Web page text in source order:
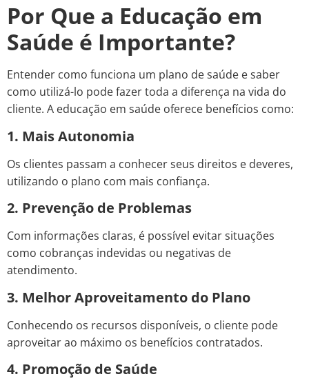
Por Que a Educação em
Saúde é Importante?
Entender como funciona um plano de saúde e saber
como utilizá-lo pode fazer toda a diferença na vida do
cliente. A educação em saúde oferece benefícios como:
1. Mais Autonomia
Os clientes passam a conhecer seus direitos e deveres,
utilizando o plano com mais confiança.
2. Prevenção de Problemas
Com informações claras, é possível evitar situações
como cobranças indevidas ou negativas de
atendimento.
3. Melhor Aproveitamento do Plano
Conhecendo os recursos disponíveis, o cliente pode
aproveitar ao máximo os benefícios contratados.
4. Promoção de Saúde